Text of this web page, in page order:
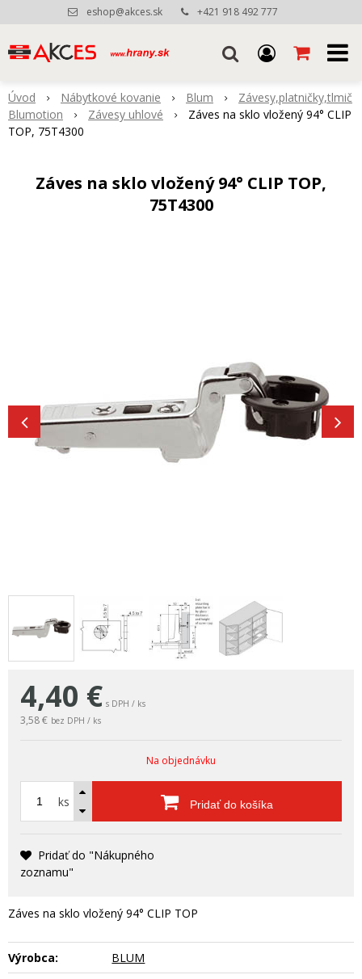
eshop@akces.sk +421 918 492 777
Úvod Nábytkové kovanie Blum
Závesy,platničky,tlmič
Blumotion
Závesy uhlové
Záves na sklo vložený 94° CLIP
TOP, 75T4300
Záves na sklo vložený 94° CLIP TOP,
75T4300
4,40 € s DPH / ks
3,58 € bez DPH / ks
Na objednávku
ks Pridať do košíka
Pridať do "Nákupného
zoznamu"
Záves na sklo vložený 94° CLIP TOP
Výrobca:
BLUM